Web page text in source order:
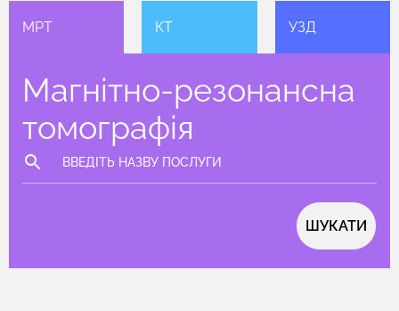
МРТ КТ УЗД
Магнітно-резонансна
томографія
ШУКАТИ